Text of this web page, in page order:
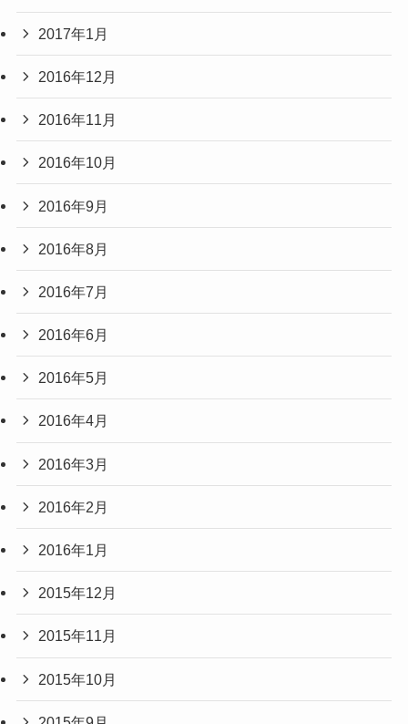
2017年1月
2016年12月
2016年11月
2016年10月
2016年9月
2016年8月
2016年7月
2016年6月
2016年5月
2016年4月
2016年3月
2016年2月
2016年1月
2015年12月
2015年11月
2015年10月